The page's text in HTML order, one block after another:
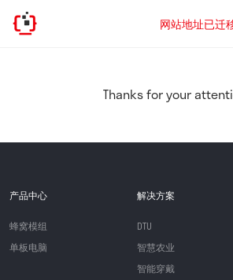
网站地址已迁
Thanks for your
产品中心
蜂窝模组
单板电脑
解决方案
DTU
智慧农业
智能穿戴